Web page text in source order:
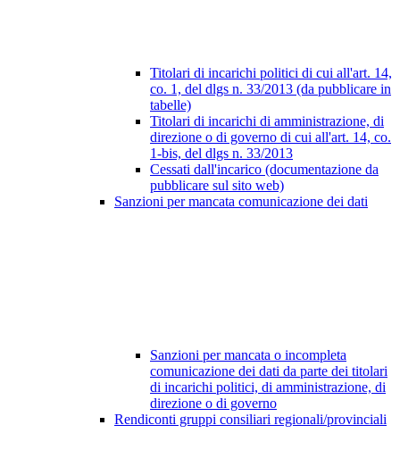
Titolari di incarichi politici di cui all'art. 14,
co. 1, del dlgs n. 33/2013 (da pubblicare in
tabelle)
Titolari di incarichi di amministrazione, di
direzione o di governo di cui all'art. 14, co.
1-bis, del dlgs n. 33/2013
Cessati dall'incarico (documentazione da
pubblicare sul sito web)
Sanzioni per mancata comunicazione dei dati
Sanzioni per mancata o incompleta
comunicazione dei dati da parte dei titolari
di incarichi politici, di amministrazione, di
direzione o di governo
Rendiconti gruppi consiliari regionali/provinciali